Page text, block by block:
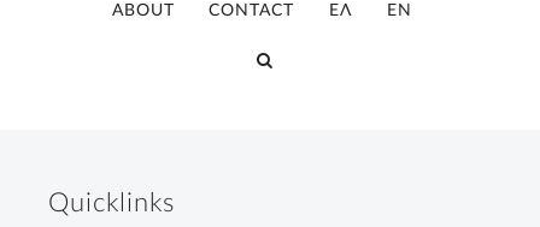
ABOUT CONTACT ΕΛ ΕΝ
Quicklinks